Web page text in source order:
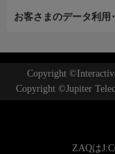
お客さまのデータ利用
Copyright
Copyright ©Jupiter
ZAQは